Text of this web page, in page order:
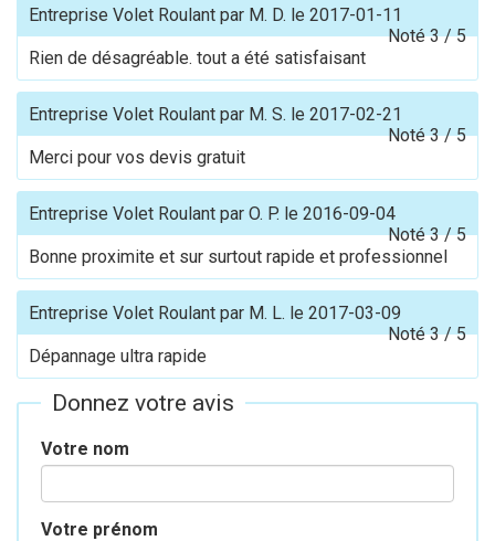
Entreprise Volet Roulant par M. D. le 2017-01-11
Noté3/5
Rien de désagréable. tout a été satisfaisant
Entreprise Volet Roulant par M. S. le 2017-02-21
Noté3/5
Merci pour vos devis gratuit
Entreprise Volet Roulant par O. P. le 2016-09-04
Noté3/5
Bonne proximite et sur surtout rapide et professionnel
Entreprise Volet Roulant par M. L. le 2017-03-09
Noté3/5
Dépannage ultra rapide
Donnez votre avis
Votre nom
Votre prénom